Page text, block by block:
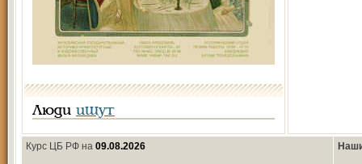
Люди ищут
Курс ЦБ РФ на 09.08.2026